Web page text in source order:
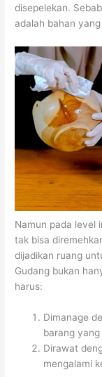
disepelekan.
adalah bahan
Namun pada level
tak bisa
dijadikan ruang
Gudang bukan
harus:
Dimanage
barang
Dirawat
mengalami